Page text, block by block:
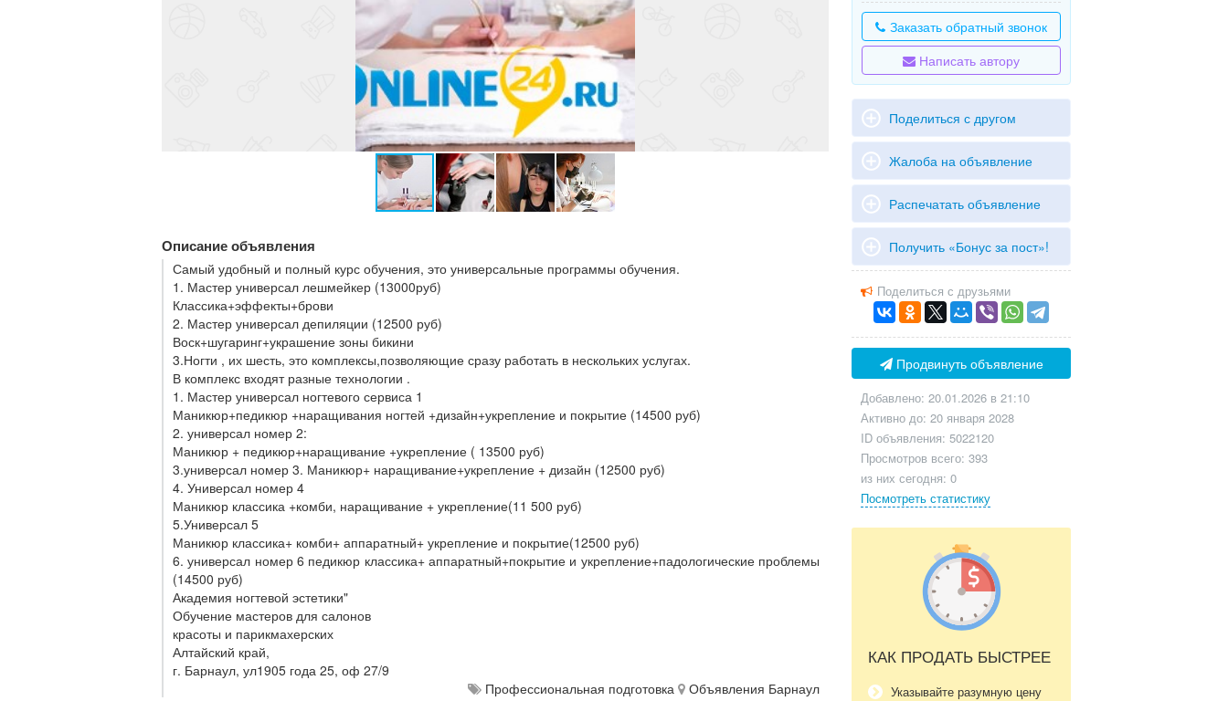
Описание объявления
Самый удобный и полный курс обучения, это универсальные программы обучения.
1. Мастер универсал лешмейкер (13000руб)
Классика+эффекты+брови
2. Мастер универсал депиляции (12500 руб)
Воск+шугаринг+украшение зоны бикини
3.Ногти , их шесть, это комплексы,позволяющие сразу работать в нескольких услугах.
В комплекс входят разные технологии .
1. Мастер универсал ногтевого сервиса 1
Маникюр+педикюр +наращивания ногтей +дизайн+укрепление и покрытие (14500 руб)
2. универсал номер 2:
Маникюр + педикюр+наращивание +укрепление ( 13500 руб)
3.универсал номер 3. Маникюр+ наращивание+укрепление + дизайн (12500 руб)
4. Универсал номер 4
Маникюр классика +комби, наращивание + укрепление(11 500 руб)
5.Универсал 5
Маникюр классика+ комби+ аппаратный+ укрепление и покрытие(12500 руб)
6. универсал номер 6 педикюр классика+ аппаратный+покрытие и укрепление+падологические проблемы
(14500 руб)
Академия ногтевой эстетики"
Обучение мастеров для салонов
красоты и парикмахерских
Алтайский край,
г. Барнаул, ул1905 года 25, оф 27/9
Профессиональная подготовка
Объявления Барнаул
Заказать обратный звонок
Написать автору
Поделиться с другом
Жалоба на объявление
Распечатать объявление
Получить «Бонус за пост»!
Поделиться с друзьями
Продвинуть объявление
Добавлено: 20.01.2026 в 21:10
Активно до: 20 января 2028
ID объявления: 5022120
Просмотров всего: 393
из них сегодня: 0
Посмотреть статистику
КАК ПРОДАТЬ БЫСТРЕЕ
Указывайте разумную цену